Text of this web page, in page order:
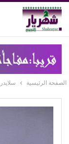
الصفحة الرئيسية سلايدر